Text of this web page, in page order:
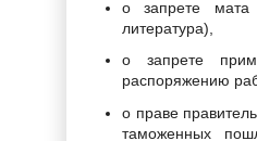
о запрете
литература),
о запрете
распоряжению
о праве
таможенных